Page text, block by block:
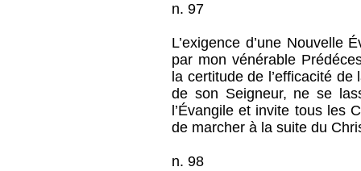
n. 97
L’exigence d’une Nouvelle
par mon vénérable
la certitude de l’efficacité
de son Seigneur, ne se
l’Évangile et invite tous les
de marcher à la suite du
n. 98